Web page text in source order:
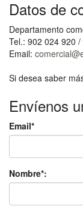
Datos de
Departamento
Tel.: 902 024 920
Email:
Si desea saber
Envíenos
Email*
Nombre*: